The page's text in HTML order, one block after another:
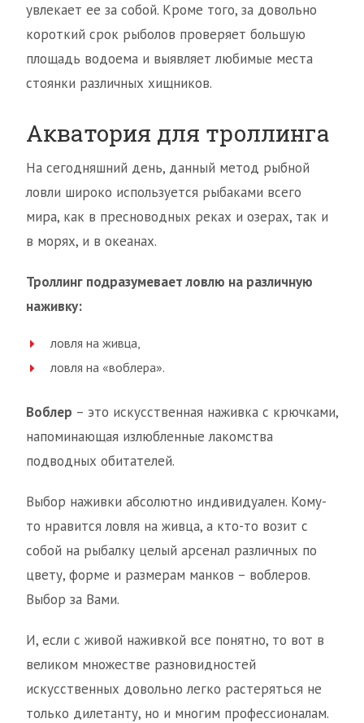
увлекает ее за собой. Кроме того, за довольно
короткий срок рыболов проверяет большую
площадь водоема и выявляет любимые места
стоянки различных хищников.
Акватория для троллинга
На сегодняшний день, данный метод рыбной
ловли широко используется рыбаками всего
мира, как в пресноводных реках и озерах, так и
в морях, и в океанах.
Троллинг подразумевает ловлю на различную
наживку:
ловля на живца,
ловля на «воблера».
Воблер – это искусственная наживка с крючками,
напоминающая излюбленные лакомства
подводных обитателей.
Выбор наживки абсолютно индивидуален. Кому-
то нравится ловля на живца, а кто-то возит с
собой на рыбалку целый арсенал различных по
цвету, форме и размерам манков – воблеров.
Выбор за Вами.
И, если с живой наживкой все понятно, то вот в
великом множестве разновидностей
искусственных довольно легко растеряться не
только дилетанту, но и многим профессионалам.